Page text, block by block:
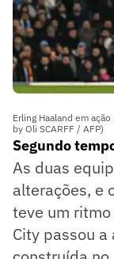
Erling Haaland em
by Oli SCARFF / AFP)
Segundo
As duas
alterações, e
teve um
City passou